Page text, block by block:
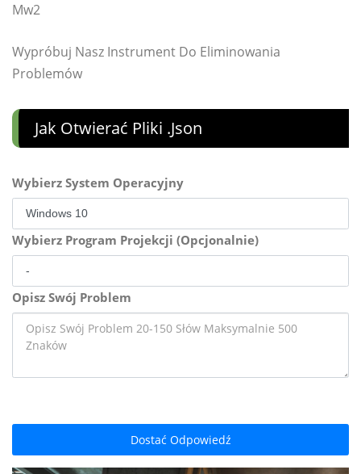
Mw2
Wypróbuj Nasz Instrument Do Eliminowania
Problemów
Jak Otwierać Pliki .json
Wybierz System Operacyjny
Wybierz Program Projekcji (Opcjonalnie)
Opisz Swój Problem
Dostać Odpowiedź